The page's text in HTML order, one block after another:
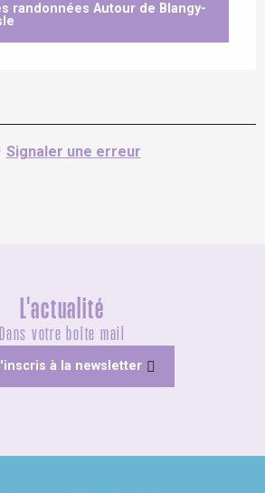
randonnées Autour de Blangy-
Signaler une erreur
L'actualité
Dans votre boîte mail
à la newsletter